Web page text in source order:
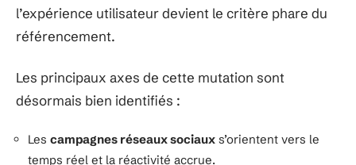
l’expérience utilisateur devient le critère phare du
référencement.
Les principaux axes de cette mutation sont
désormais bien identifiés :
Les campagnes réseaux sociaux s’orientent vers le
temps réel et la réactivité accrue.